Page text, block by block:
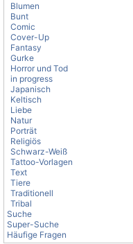
Blumen
Bunt
Comic
Cover-Up
Fantasy
Gurke
Horror und Tod
in progress
Japanisch
Keltisch
Liebe
Natur
Porträt
Religiös
Schwarz-Weiß
Tattoo-Vorlagen
Text
Tiere
Traditionell
Tribal
Suche
Super-Suche
Häufige Fragen